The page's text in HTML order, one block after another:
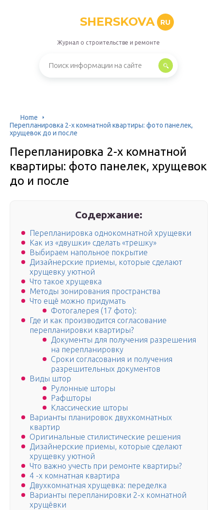
SHERSKOVA RU
Журнал о строительстве и ремонте
Home
Перепланировка 2-х комнатной квартиры: фото панелек,
хрущевок до и после
Перепланировка 2-х комнатной
квартиры: фото панелек, хрущевок
до и после
Содержание:
Перепланировка однокомнатной хрущевки
Как из «двушки» сделать «трешку»
Выбираем напольное покрытие
Дизайнерские приемы, которые сделают
хрущевку уютной
Что такое хрущевка
Методы зонирования пространства
Что ещё можно придумать
Фотогалерея (17 фото):
Где и как производится согласование
перепланировки квартиры?
Документы для получения разрешения
на перепланировку
Сроки согласования и получения
разрешительных документов
Виды штор
Рулонные шторы
Рафшторы
Классические шторы
Варианты планировок двухкомнатных
квартир
Оригинальные стилистические решения
Дизайнерские приемы, которые сделают
хрущевку уютной
Что важно учесть при ремонте квартиры?
4 -х комнатная квартира
Двухкомнатная хрущевка: переделка
Варианты перепланировки 2-х комнатной
хрущёвки